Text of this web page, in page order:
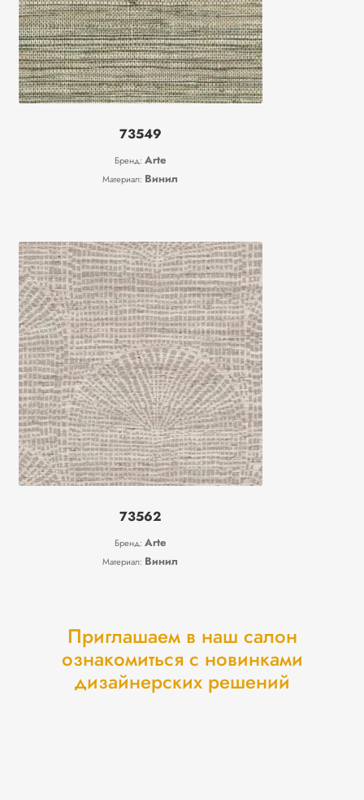
73549
Бренд:Arte
Материал: Винил
73562
Бренд:Arte
Материал: Винил
Приглашаем в наш салон
ознакомиться с новинками
дизайнерских решений